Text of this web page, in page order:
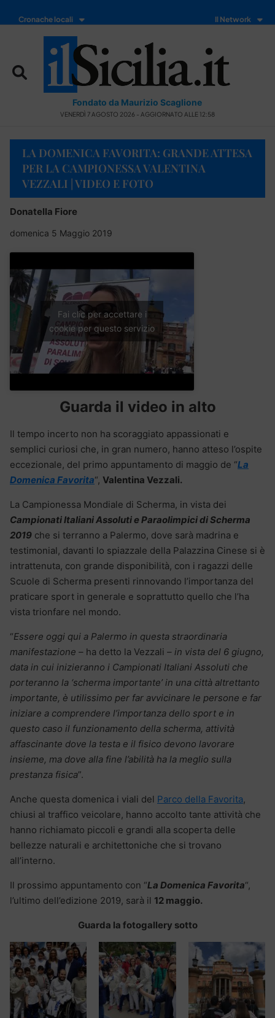
Cronache locali Il Network
Fondato da Maurizio Scaglione
VENERDÌ 7 AGOSTO 2026 - AGGIORNATO ALLE 12:58
LA DOMENICA FAVORITA: GRANDE ATTESA
PER LA CAMPIONESSA VALENTINA
VEZZALI | VIDEO E FOTO
Donatella Fiore
domenica 5 Maggio 2019
Fai clic per accettare i
cookie per questo servizio
Guarda il video in alto
Il tempo incerto non ha scoraggiato appassionati e
semplici curiosi che, in gran numero, hanno atteso l’ospite
eccezionale, del primo appuntamento di maggio de “La
Domenica Favorita“, Valentina Vezzali.
La Campionessa Mondiale di Scherma, in vista dei
Campionati Italiani Assoluti e Paraolimpici di Scherma
2019 che si terranno a Palermo, dove sarà madrina e
testimonial, davanti lo spiazzale della Palazzina Cinese si è
intrattenuta, con grande disponibilità, con i ragazzi delle
Scuole di Scherma presenti rinnovando l’importanza del
praticare sport in generale e soprattutto quello che l’ha
vista trionfare nel mondo.
“Essere oggi qui a Palermo in questa straordinaria
manifestazione – ha detto la Vezzali – in vista del 6 giugno,
data in cui inizieranno i Campionati Italiani Assoluti che
porteranno la ‘scherma importante’ in una città altrettanto
importante, è utilissimo per far avvicinare le persone e far
iniziare a comprendere l’importanza dello sport e in
questo caso il funzionamento della scherma, attività
affascinante dove la testa e il fisico devono lavorare
insieme, ma dove alla fine l’abilità ha la meglio sulla
prestanza fisica”.
Anche questa domenica i viali del Parco della Favorita,
chiusi al traffico veicolare, hanno accolto tante attività che
hanno richiamato piccoli e grandi alla scoperta delle
bellezze naturali e architettoniche che si trovano
all’interno.
Il prossimo appuntamento con “La Domenica Favorita“,
l’ultimo dell’edizione 2019, sarà il 12 maggio.
Guarda la fotogallery sotto